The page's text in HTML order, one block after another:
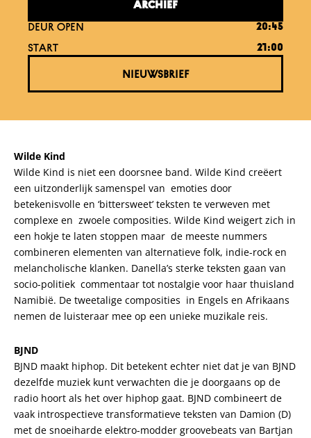
ARCHIEF
DEUR OPEN 20:45
START 21:00
NIEUWSBRIEF
Wilde Kind
Wilde Kind is niet een doorsnee band. Wilde Kind creëert
een uitzonderlijk samenspel van emoties door
betekenisvolle en ‘bittersweet’ teksten te verweven met
complexe en zwoele composities. Wilde Kind weigert zich in
een hokje te laten stoppen maar de meeste nummers
combineren elementen van alternatieve folk, indie-rock en
melancholische klanken. Danella’s sterke teksten gaan van
socio-politiek commentaar tot nostalgie voor haar thuisland
Namibië. De tweetalige composities in Engels en Afrikaans
nemen de luisteraar mee op een unieke muzikale reis.
BJND
BJND maakt hiphop. Dit betekent echter niet dat je van BJND
dezelfde muziek kunt verwachten die je doorgaans op de
radio hoort als het over hiphop gaat. BJND combineert de
vaak introspectieve transformatieve teksten van Damion (D)
met de snoeiharde elektro-modder groovebeats van Bartjan